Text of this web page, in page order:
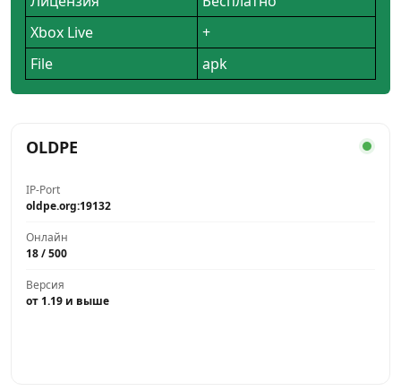
Xbox Live
+
File
apk
OLDPE
IP-Port
oldpe.org:19132
Онлайн
18 / 500
Версия
от 1.19 и выше